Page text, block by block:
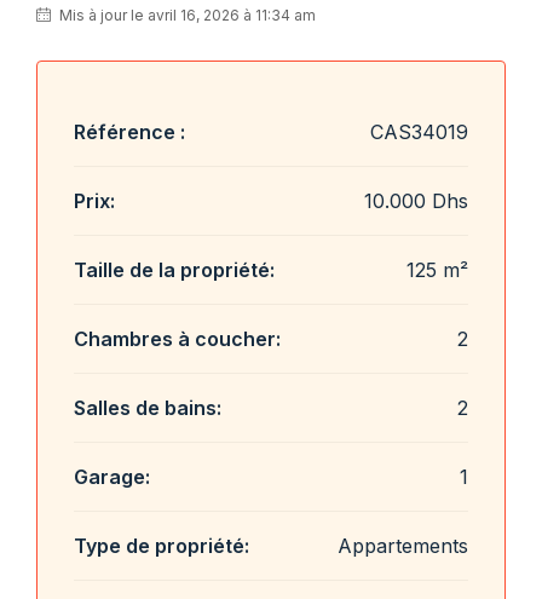
Mis à jour le avril 16, 2026 à 11:34 am
Référence : CAS34019
Prix: 10.000 Dhs
Taille de la propriété: 125 m²
Chambres à coucher: 2
Salles de bains: 2
Garage: 1
Type de propriété: Appartements